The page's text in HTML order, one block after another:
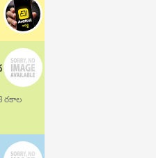
రకాల